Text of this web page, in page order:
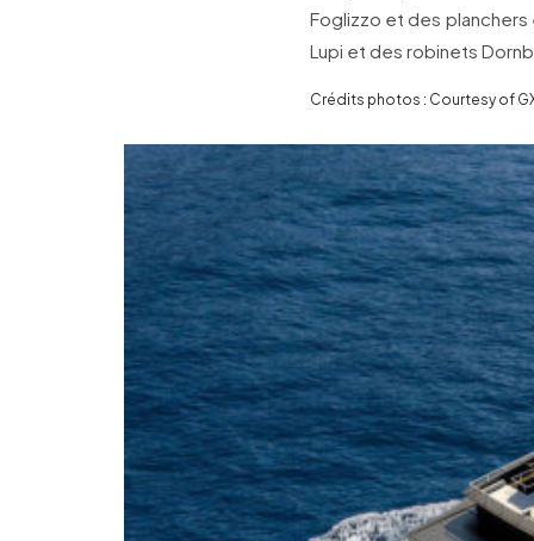
Foglizzo et des planchers
Lupi et des robinets
Crédits photos : Courtesy of